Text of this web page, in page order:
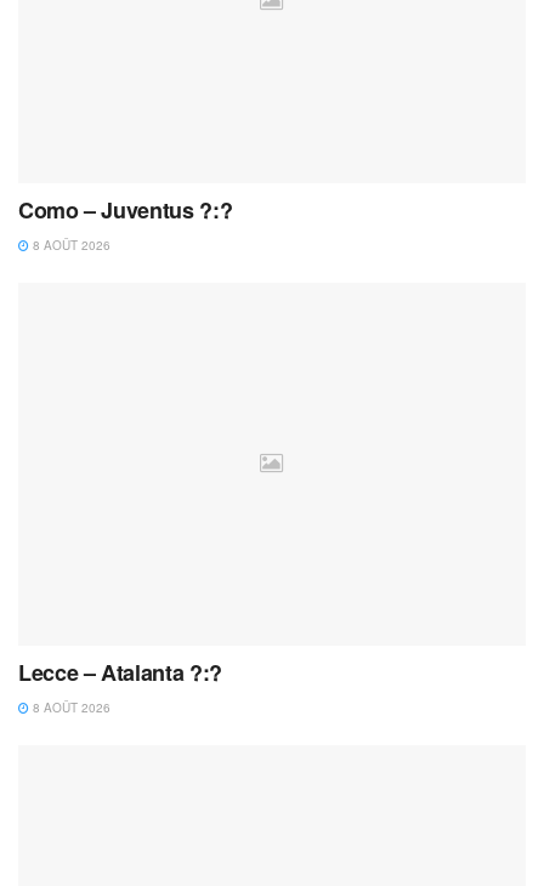
Como – Juventus ?:?
8 AOÛT 2026
Lecce – Atalanta ?:?
8 AOÛT 2026